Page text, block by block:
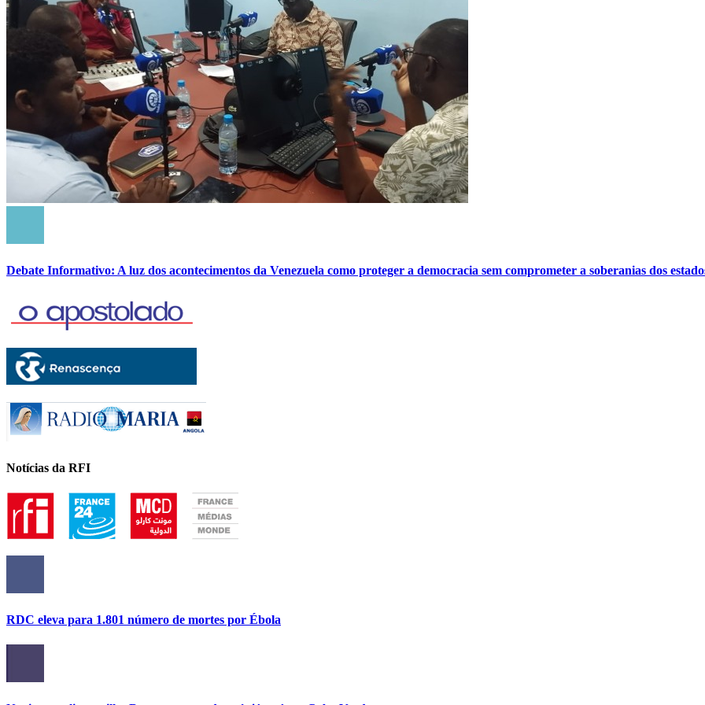
Debate Informativo: A luz dos acontecimentos da Venezuela como proteger a democracia sem comprometer a soberanias dos
Notícias da RFI
RDC eleva para 1.801 número de mortes por Ébola